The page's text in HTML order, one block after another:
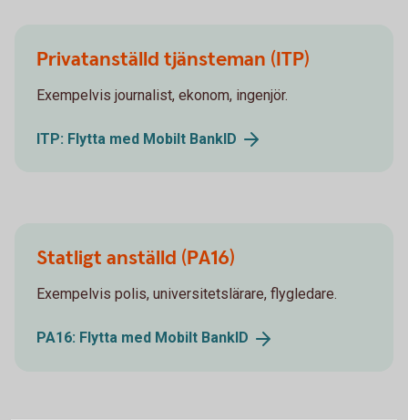
Privatanställd tjänsteman (ITP)
Exempelvis journalist, ekonom, ingenjör.
ITP: Flytta med Mobilt BankID
Statligt anställd (PA16)
Exempelvis polis, universitetslärare, flygledare.
PA16: Flytta med Mobilt BankID